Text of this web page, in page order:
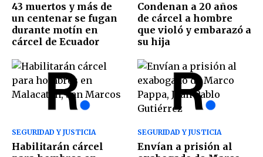
43 muertos y más de
un centenar se fugan
durante motín en
cárcel de Ecuador
Condenan a 20 años
de cárcel a hombre
que violó y embarazó a
su hija
SEGURIDAD Y JUSTICIA
Habilitarán cárcel
SEGURIDAD Y JUSTICIA
Envían a prisión al